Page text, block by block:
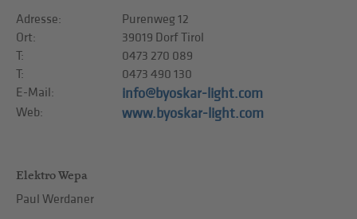
Adresse:
Purenweg 12
Ort:
39019 Dorf Tirol
T:
0473 270 089
T:
0473 490 130
E-Mail:
info@byoskar-light.com
Web: www.byoskar-light.com
Elektro Wepa
Paul Werdaner